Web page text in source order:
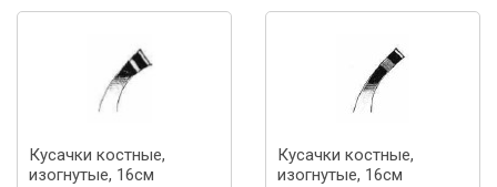
Кусачки костные,
изогнутые, 16см
Кусачки костные,
изогнутые, 16см